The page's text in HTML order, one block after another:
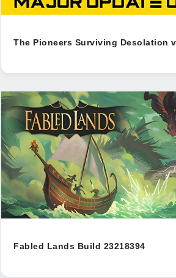
The Pioneers Surviving Desolation
Fabled Lands Build 23218394